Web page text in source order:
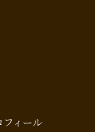
フィール